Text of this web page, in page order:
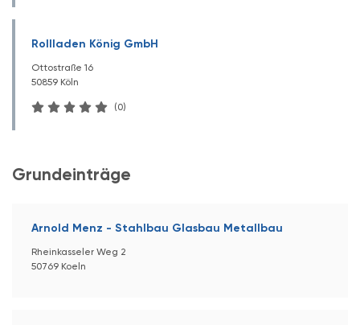
Rollladen König GmbH
Ottostraße 16
50859 Köln
(0)
Grundeinträge
Arnold Menz - Stahlbau Glasbau Metallbau
Rheinkasseler Weg 2
50769 Koeln